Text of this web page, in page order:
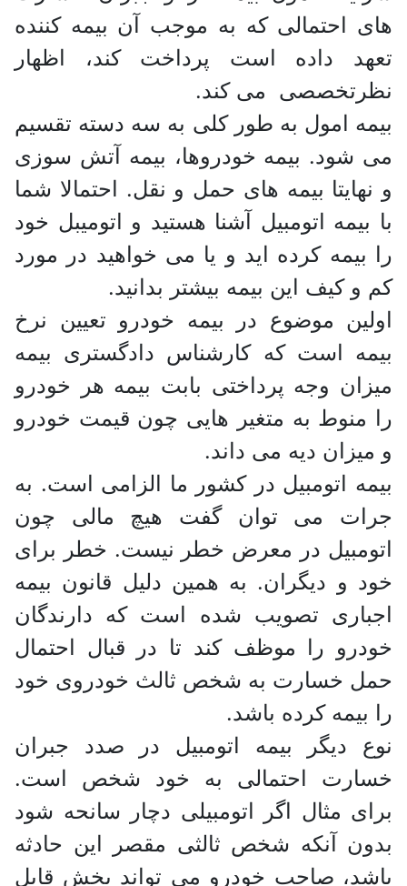
های احتمالی که به موجب آن بیمه کننده
تعهد داده است پرداخت کند، اظهار
نظرتخصصی می کند.
بیمه امول به طور کلی به سه دسته تقسیم
می شود. بیمه خودروها، بیمه آتش سوزی
و نهایتا بیمه های حمل و نقل. احتمالا شما
با بیمه اتومبیل آشنا هستید و اتومیبل خود
را بیمه کرده اید و یا می خواهید در مورد
کم و کیف این بیمه بیشتر بدانید.
اولین موضوع در بیمه خودرو تعیین نرخ
بیمه است که کارشناس دادگستری بیمه
میزان وجه پرداختی بابت بیمه هر خودرو
را منوط به متغیر هایی چون قیمت خودرو
و میزان دیه می داند.
بیمه اتومبیل در کشور ما الزامی است. به
جرات می توان گفت هیچ مالی چون
اتومبیل در معرض خطر نیست. خطر برای
خود و دیگران. به همین دلیل قانون بیمه
اجباری تصویب شده است که دارندگان
خودرو را موظف کند تا در قبال احتمال
حمل خسارت به شخص ثالث خودروی خود
را بیمه کرده باشد.
نوع دیگر بیمه اتومبیل در صدد جبران
خسارت احتمالی به خود شخص است.
برای مثال اگر اتومبیلی دچار سانحه شود
بدون آنکه شخص ثالثی مقصر این حادثه
باشد، صاحب خودرو می تواند بخش قابل